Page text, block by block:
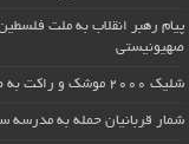
پیام رهبر انقلاب به ملت
صهیونیستی
شلیک ۲۰۰۰ موشک و راکت به صهیونیست‌ها
شمار قربانیان حمله به مدرسه